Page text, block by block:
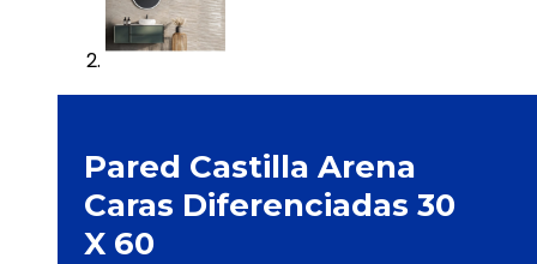
Pared Castilla Arena
Caras Diferenciadas 30
X 60